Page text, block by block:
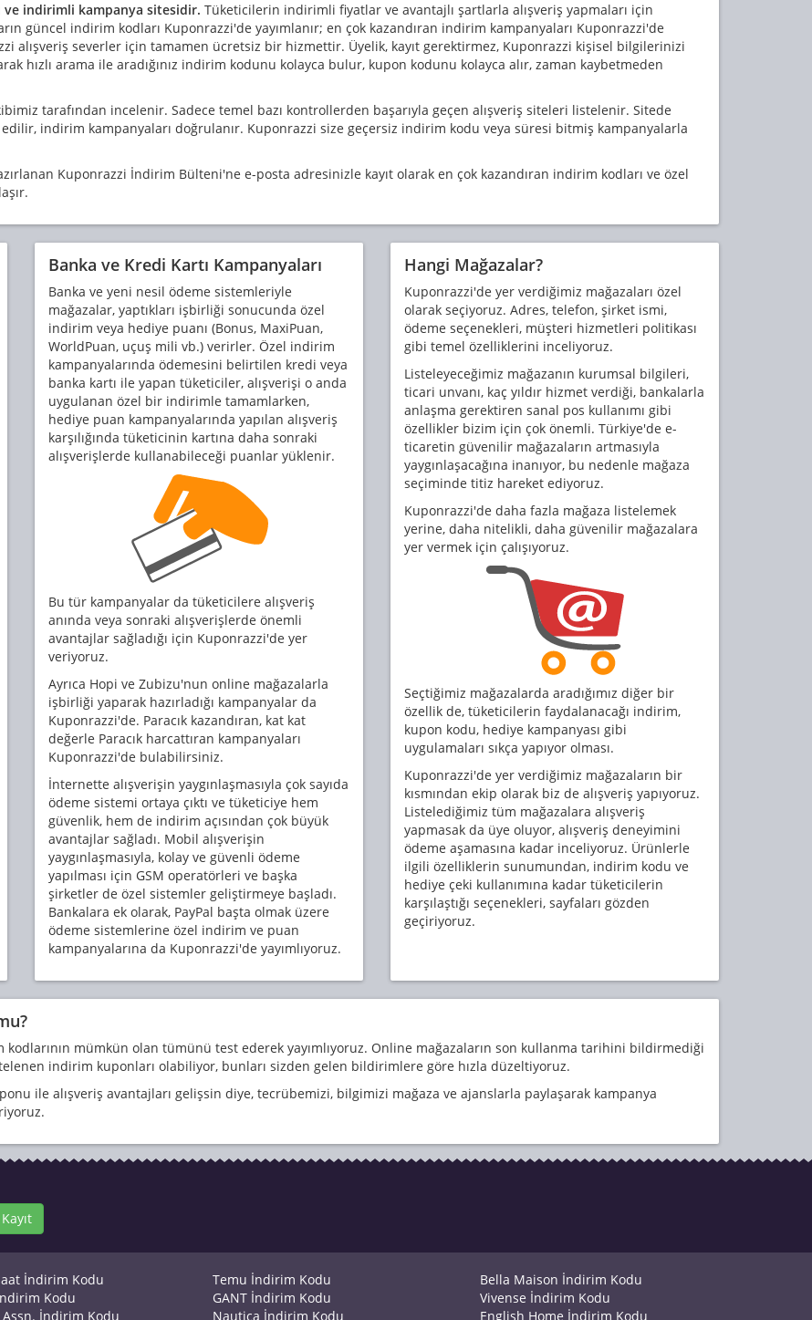
indirimli kampanya sitesidir. Tüketicilerin indirimli fiyatlar ve avantajlı şartlarla alışveriş yapmaları için
güncel indirim kodları Kuponrazzi'de yayımlanır; en çok kazandıran indirim kampanyaları Kuponrazzi'de
alışveriş severler için tamamen ücretsiz bir hizmettir. Üyelik, kayıt gerektirmez, Kuponrazzi kişisel bilgilerinizi
hızlı arama ile aradığınız indirim kodunu kolayca bulur, kupon kodunu kolayca alır, zaman kaybetmeden
tarafından incelenir. Sadece temel bazı kontrollerden başarıyla geçen alışveriş siteleri listelenir. Sitede
indirim kampanyaları doğrulanır. Kuponrazzi size geçersiz indirim kodu veya süresi bitmiş kampanyalarla
Kuponrazzi İndirim Bülteni'ne e-posta adresinizle kayıt olarak en çok kazandıran indirim kodları ve özel
Banka ve Kredi Kartı Kampanyaları
Banka ve yeni nesil ödeme sistemleriyle
mağazalar, yaptıkları işbirliği sonucunda özel
indirim veya hediye puanı (Bonus, MaxiPuan,
WorldPuan, uçuş mili vb.) verirler. Özel indirim
kampanyalarında ödemesini belirtilen kredi veya
banka kartı ile yapan tüketiciler, alışverişi o anda
uygulanan özel bir indirimle tamamlarken,
hediye puan kampanyalarında yapılan alışveriş
karşılığında tüketicinin kartına daha sonraki
alışverişlerde kullanabileceği puanlar yüklenir.
Bu tür kampanyalar da tüketicilere alışveriş
anında veya sonraki alışverişlerde önemli
avantajlar sağladığı için Kuponrazzi'de yer
veriyoruz.
Ayrıca Hopi ve Zubizu'nun online mağazalarla
işbirliği yaparak hazırladığı kampanyalar da
Kuponrazzi'de. Paracık kazandıran, kat kat
değerle Paracık harcattıran kampanyaları
Kuponrazzi'de bulabilirsiniz.
İnternette alışverişin yaygınlaşmasıyla çok sayıda
ödeme sistemi ortaya çıktı ve tüketiciye hem
güvenlik, hem de indirim açısından çok büyük
avantajlar sağladı. Mobil alışverişin
yaygınlaşmasıyla, kolay ve güvenli ödeme
yapılması için GSM operatörleri ve başka
şirketler de özel sistemler geliştirmeye başladı.
Bankalara ek olarak, PayPal başta olmak üzere
ödeme sistemlerine özel indirim ve puan
kampanyalarına da Kuponrazzi'de yayımlıyoruz.
Hangi Mağazalar?
Kuponrazzi'de yer verdiğimiz mağazaları özel
olarak seçiyoruz. Adres, telefon, şirket ismi,
ödeme seçenekleri, müşteri hizmetleri politikası
gibi temel özelliklerini inceliyoruz.
Listeleyeceğimiz mağazanın kurumsal bilgileri,
ticari unvanı, kaç yıldır hizmet verdiği, bankalarla
anlaşma gerektiren sanal pos kullanımı gibi
özellikler bizim için çok önemli. Türkiye'de e-
ticaretin güvenilir mağazaların artmasıyla
yaygınlaşacağına inanıyor, bu nedenle mağaza
seçiminde titiz hareket ediyoruz.
Kuponrazzi'de daha fazla mağaza listelemek
yerine, daha nitelikli, daha güvenilir mağazalara
yer vermek için çalışıyoruz.
Seçtiğimiz mağazalarda aradığımız diğer bir
özellik de, tüketicilerin faydalanacağı indirim,
kupon kodu, hediye kampanyası gibi
uygulamaları sıkça yapıyor olması.
Kuponrazzi'de yer verdiğimiz mağazaların bir
kısmından ekip olarak biz de alışveriş yapıyoruz.
Listelediğimiz tüm mağazalara alışveriş
yapmasak da üye oluyor, alışveriş deneyimini
ödeme aşamasına kadar inceliyoruz. Ürünlerle
ilgili özelliklerin sunumundan, indirim kodu ve
hediye çeki kullanımına kadar tüketicilerin
karşılaştığı seçenekleri, sayfaları gözden
geçiriyoruz.
mümkün olan tümünü test ederek yayımlıyoruz. Online mağazaların son kullanma tarihini bildirmediği
indirim kuponları olabiliyor, bunları sizden gelen bildirimlere göre hızla düzeltiyoruz.
ile alışveriş avantajları gelişsin diye, tecrübemizi, bilgimizi mağaza ve ajanslarla paylaşarak kampanya
Kayıt
İndirim Kodu
Kodu
Assn. İndirim Kodu
Temu İndirim Kodu
GANT İndirim Kodu
Nautica İndirim Kodu
Bella Maison İndirim Kodu
Vivense İndirim Kodu
English Home İndirim Kodu